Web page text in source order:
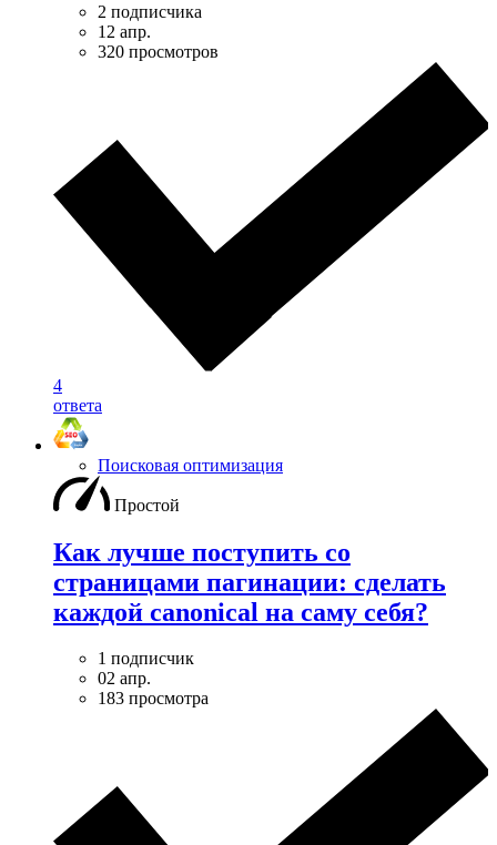
2 подписчика
12 апр.
320 просмотров
4
ответа
Поисковая оптимизация
Простой
Как лучше поступить со
страницами пагинации: сделать
каждой canonical на саму себя?
1 подписчик
02 апр.
183 просмотра